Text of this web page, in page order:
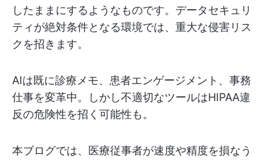
したままにするようなものです。データセキュリ
ティが絶対条件となる環境では、重大な侵害リス
クを招きます。
AIは既に診療メモ、患者エンゲージメント、事務
仕事を変革中。しかし不適切なツールはHIPAA違
反の危険性を招く可能性も。
本ブログでは、医療従事者が速度や精度を損なう